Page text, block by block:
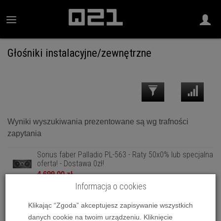
Głośniki instalacyjne/zewnętrzne
Wyniki wyszukiwania prezentowane są wg trafności
zapytania
Sonus faber Palladio PL-563 - Raty 50x0% lub specjalna
oferta! - Dostawa 0zł!
4 699,00 zł
Sonus faber Palladio PL-664 - Raty 50x0% lub specjalna
9 499,00 zł
Informacja o cookies
Klikając “Zgoda” akceptujesz zapisywanie wszystkich
danych cookie na twoim urządzeniu. Kliknięcie